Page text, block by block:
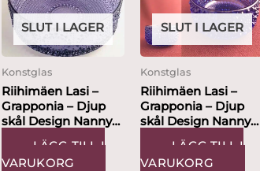
SLUT I LAGER
Konstglas
Riihimäen Lasi –
Grapponia – Djup
skål Design Nanny
LÄGG TILL I
VARUKORG
SLUT I LAGER
Konstglas
Riihimäen Lasi –
Grapponia – Djup
skål Design Nanny
LÄGG TILL I
VARUKORG